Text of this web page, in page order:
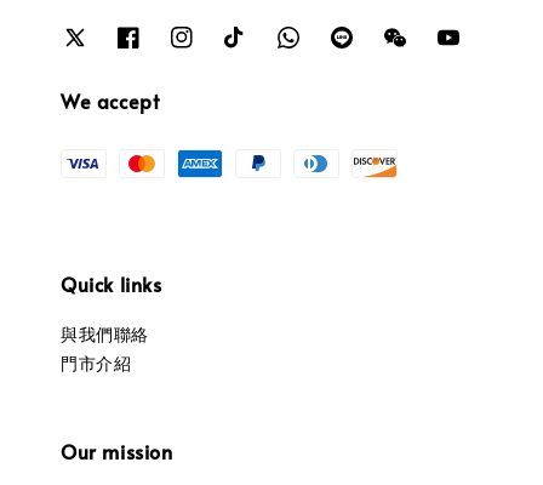
We accept
Quick links
與我們聯絡
門市介紹
Our mission